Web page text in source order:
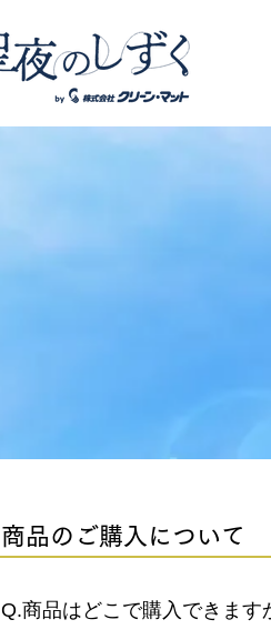
商品のご購入について
Q.商品はどこで購入できます